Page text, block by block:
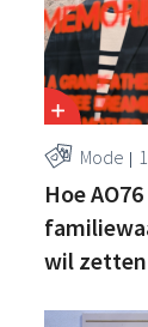
Mode
Hoe
wil zetten